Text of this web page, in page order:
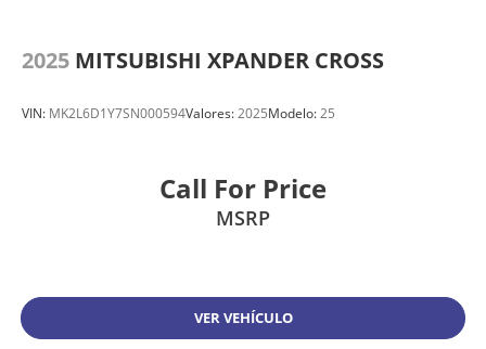
2025 MITSUBISHI XPANDER CROSS
VIN: MK2L6D1Y7SN000594Valores:2025Modelo:25
Call For Price
MSRP
VER VEHÍCULO